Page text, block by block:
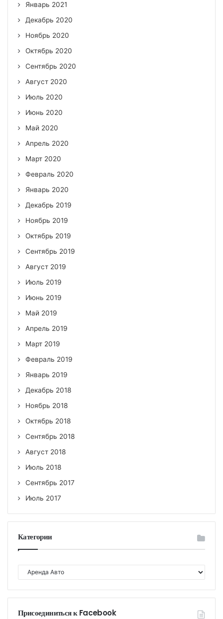
Январь 2021
Декабрь 2020
Ноябрь 2020
Октябрь 2020
Сентябрь 2020
Август 2020
Июль 2020
Июнь 2020
Май 2020
Апрель 2020
Март 2020
Февраль 2020
Январь 2020
Декабрь 2019
Ноябрь 2019
Октябрь 2019
Сентябрь 2019
Август 2019
Июль 2019
Июнь 2019
Май 2019
Апрель 2019
Март 2019
Февраль 2019
Январь 2019
Декабрь 2018
Ноябрь 2018
Октябрь 2018
Сентябрь 2018
Август 2018
Июль 2018
Сентябрь 2017
Июль 2017
Категории
а
т
г
Присоединиться к Facebook